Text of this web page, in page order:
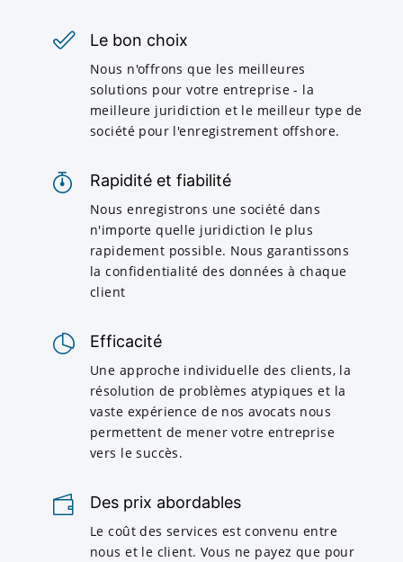
Le bon choix
Nous n'offrons que les meilleures
solutions pour votre entreprise - la
meilleure juridiction et le meilleur type de
société pour l'enregistrement offshore.
Rapidité et fiabilité
Nous enregistrons une société dans
n'importe quelle juridiction le plus
rapidement possible. Nous garantissons
la confidentialité des données à chaque
client
Efficacité
Une approche individuelle des clients, la
résolution de problèmes atypiques et la
vaste expérience de nos avocats nous
permettent de mener votre entreprise
vers le succès.
Des prix abordables
Le coût des services est convenu entre
nous et le client. Vous ne payez que pour